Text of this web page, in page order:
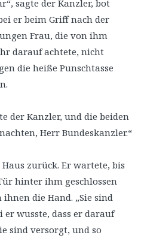
sagte der Kanzler, bot
er beim Griff nach der
Frau, die von ihm
darauf achtete, nicht
die heiße Punschtasse
der Kanzler, und die beiden
Herr Bundeskanzler.“
zurück. Er wartete, bis
hinter ihm geschlossen
die Hand. „Sie sind
er wusste, dass er darauf
sind versorgt, und so